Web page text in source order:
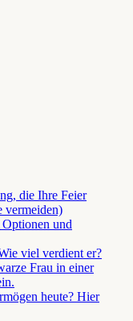
die Ihre Feier
vermeiden)
und
viel verdient er?
Frau in einer
heute? Hier